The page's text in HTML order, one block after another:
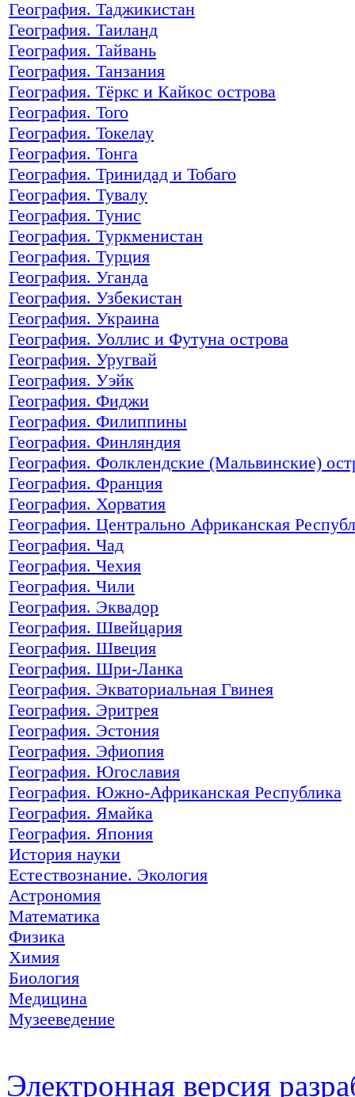
География. Таджикистан
География. Таиланд
География. Тайвань
География. Танзания
География. Тёркс и Кайкос острова
География. Того
География. Токелау
География. Тонга
География. Тринидад и Тобаго
География. Тувалу
География. Тунис
География. Туркменистан
География. Турция
География. Уганда
География. Узбекистан
География. Украина
География. Уоллис и Футуна острова
География. Уругвай
География. Уэйк
География. Фиджи
География. Филиппины
География. Финляндия
География. Фолклендские (Мальвинские)
География. Франция
География. Хорватия
География. Центрально Африканская
География. Чад
География. Чехия
География. Чили
География. Эквадор
География. Швейцария
География. Швеция
География. Шри-Ланка
География. Экваториальная Гвинея
География. Эритрея
География. Эстония
География. Эфиопия
География. Югославия
География. Южно-Африканская Республика
География. Ямайка
География. Япония
История науки
Естествознание. Экология
Астрономия
Математика
Физика
Химия
Биология
Медицина
Музееведение
Электронная версия